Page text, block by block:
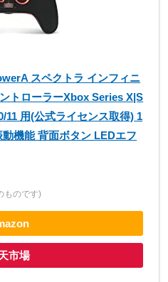
スペクトラ インフィニ
トローラーXbox Series X|S
用(公式ライセンス取得) 1
機能 背面ボタン LEDエフ
ものです)
市場